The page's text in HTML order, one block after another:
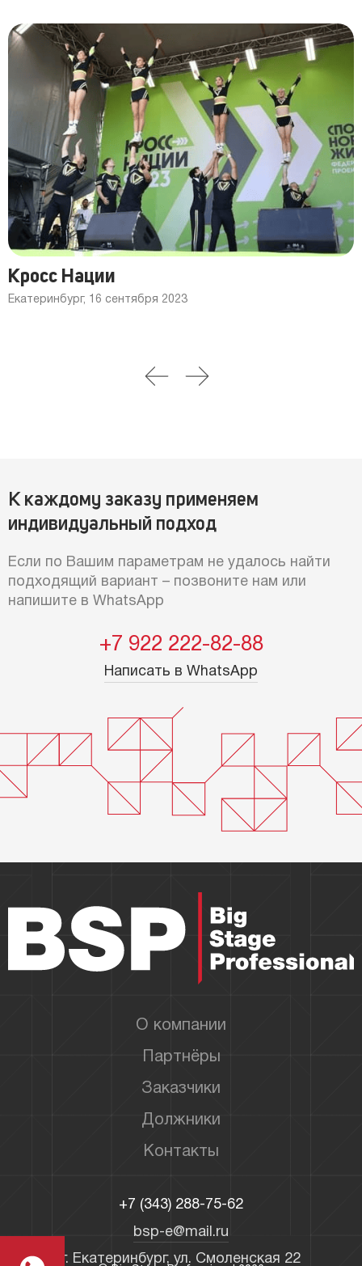
Кросс Нации
Екатеринбург, 16 сентября 2023
К каждому заказу применяем
индивидуальный подход
Если по Вашим параметрам не удалось найти
подходящий вариант – позвоните нам или
напишите в WhatsApp
+7 922 222-82-88
Написать в WhatsApp
О компании
Партнёры
Заказчики
Должники
Контакты
+7 (343) 288-75-62
bsp-e@mail.ru
г. Екатеринбург, ул. Смоленская 22